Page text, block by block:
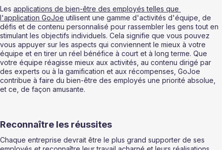
Les applications de bien-être des employés telles que
l'application GoJoe utilisent une gamme d'activités d'équipe, de
défis et de contenu personnalisé pour rassembler les gens tout en
stimulant les objectifs individuels. Cela signifie que vous pouvez
vous appuyer sur les aspects qui conviennent le mieux à votre
équipe et en tirer un réel bénéfice à court et à long terme. Que
votre équipe réagisse mieux aux activités, au contenu dirigé par
des experts ou à la gamification et aux récompenses, GoJoe
contribue à faire du bien-être des employés une priorité absolue,
et ce, de façon amusante.
Reconnaître les réussites
Chaque entreprise devrait être le plus grand supporter de ses